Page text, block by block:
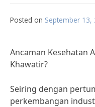
Posted on September 13,
Ancaman Kesehatan
Khawatir?
Seiring dengan
perkembangan